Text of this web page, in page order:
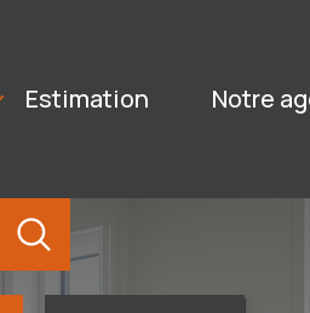
estimation notre